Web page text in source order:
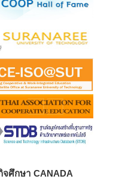
จศึกษา CANADA